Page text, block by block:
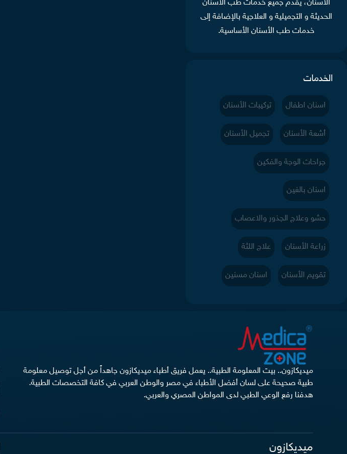
الأسنان، يقدم جميع خدمات طب الأسنان
الحديثة و التجميلية و العلاجية بالإضافة إلى
خدمات طب الأسنان الأساسية.
الخدمات
اسنان اطفال تركيبات الأسنان
أشعة الأسنان تجميل الأسنان
جراحات الوجة والفكين
اسنان بالغين
حشو وعلاج الجذور والاعصاب
زراعة الأسنان علاج اللثة
تقويم الأسنان اسنان مسنين
ميديكازون.. بيت المعلومة الطبية.. يعمل فريق أطباء ميديكازون جاهداً من أجل توصيل معلومة
طبية صحيحة على لسان أفضل الأطباء في مصر والوطن العربي في كافة التخصصات الطبية.
هدفنا رفع الوعي الطبي لدى المواطن المصري والعربي.
ميديكازون